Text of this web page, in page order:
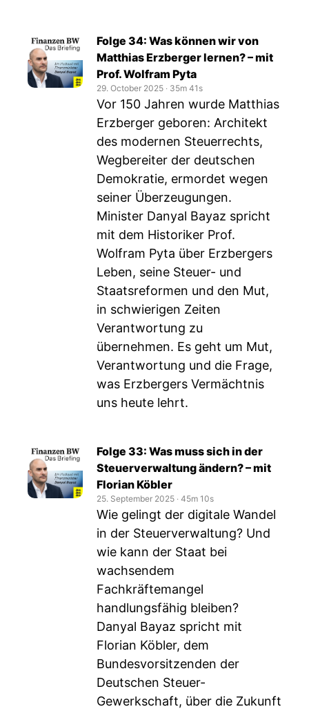
Folge 34: Was können wir von
Matthias Erzberger lernen? – mit
Prof. Wolfram Pyta
29. October 2025 ‧ 35m 41s
Vor 150 Jahren wurde Matthias
Erzberger geboren: Architekt
des modernen Steuerrechts,
Wegbereiter der deutschen
Demokratie, ermordet wegen
seiner Überzeugungen.
Minister Danyal Bayaz spricht
mit dem Historiker Prof.
Wolfram Pyta über Erzbergers
Leben, seine Steuer- und
Staatsreformen und den Mut,
in schwierigen Zeiten
Verantwortung zu
übernehmen. Es geht um Mut,
Verantwortung und die Frage,
was Erzbergers Vermächtnis
uns heute lehrt.
Folge 33: Was muss sich in der
Steuerverwaltung ändern? – mit
Florian Köbler
25. September 2025 ‧ 45m 10s
Wie gelingt der digitale Wandel
in der Steuerverwaltung? Und
wie kann der Staat bei
wachsendem
Fachkräftemangel
handlungsfähig bleiben?
Danyal Bayaz spricht mit
Florian Köbler, dem
Bundesvorsitzenden der
Deutschen Steuer-
Gewerkschaft, über die Zukunft